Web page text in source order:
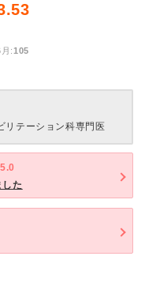
:105
リテーション科専門医
5.0
た